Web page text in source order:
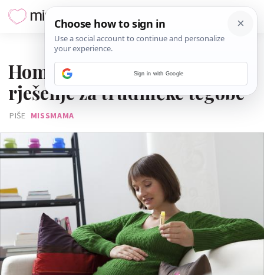
Homeopatija: Prirodno
rješenje za trudničke tegobe
PIŠE MISSMAMA
Sign in with Google